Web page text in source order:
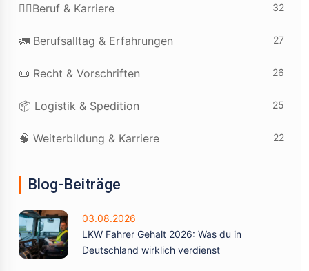
👷‍♂️Beruf & Karriere 32
🚛 Berufsalltag & Erfahrungen 27
📜 Recht & Vorschriften 26
📦 Logistik & Spedition 25
🧠 Weiterbildung & Karriere 22
Blog-Beiträge
03.08.2026
LKW Fahrer Gehalt 2026: Was du in
Deutschland wirklich verdienst